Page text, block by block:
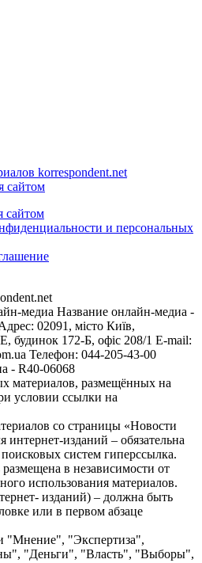
korrespondent.net
сайтом
сайтом
и персональных
медиа Название онлайн-медиа -
02091, місто Київ,
172-Б, офіс 208/1 E-mail:
Телефон: 044-205-43-00
- R40-06068
материалов, размещённых на
условии ссылки на
со страницы «Новости
изданий – обязательна
систем гиперссылка.
в независимости от
использования материалов.
изданий) – должна быть
или в первом абзаце
"Мнение", "Экспертиза",
"Деньги", "Власть", "Выборы",